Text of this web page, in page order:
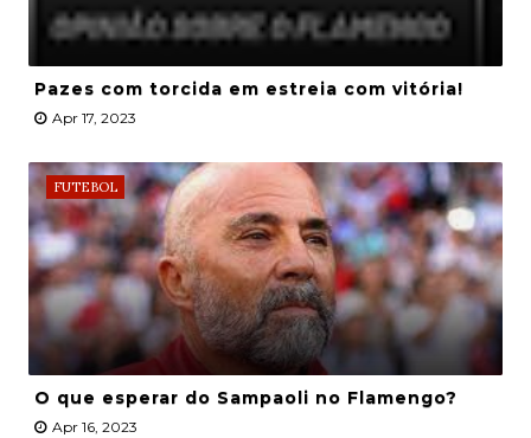
Pazes com torcida em estreia com vitória!
Apr 17, 2023
FUTEBOL
O que esperar do Sampaoli no Flamengo?
Apr 16, 2023